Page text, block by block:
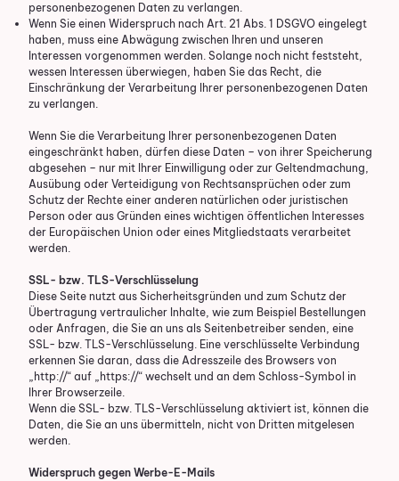
personenbezogenen Daten zu verlangen.
Wenn Sie einen Widerspruch nach Art. 21 Abs. 1 DSGVO eingelegt
haben, muss eine Abwägung zwischen Ihren und unseren
Interessen vorgenommen werden. Solange noch nicht feststeht,
wessen Interessen überwiegen, haben Sie das Recht, die
Einschränkung der Verarbeitung Ihrer personenbezogenen Daten
zu verlangen.
Wenn Sie die Verarbeitung Ihrer personenbezogenen Daten
eingeschränkt haben, dürfen diese Daten – von ihrer Speicherung
abgesehen – nur mit Ihrer Einwilligung oder zur Geltendmachung,
Ausübung oder Verteidigung von Rechtsansprüchen oder zum
Schutz der Rechte einer anderen natürlichen oder juristischen
Person oder aus Gründen eines wichtigen öffentlichen Interesses
der Europäischen Union oder eines Mitgliedstaats verarbeitet
werden.
SSL- bzw. TLS-Verschlüsselung
Diese Seite nutzt aus Sicherheitsgründen und zum Schutz der
Übertragung vertraulicher Inhalte, wie zum Beispiel Bestellungen
oder Anfragen, die Sie an uns als Seitenbetreiber senden, eine
SSL- bzw. TLS-Verschlüsselung. Eine verschlüsselte Verbindung
erkennen Sie daran, dass die Adresszeile des Browsers von
„http://“ auf „https://“ wechselt und an dem Schloss-Symbol in
Ihrer Browserzeile.
Wenn die SSL- bzw. TLS-Verschlüsselung aktiviert ist, können die
Daten, die Sie an uns übermitteln, nicht von Dritten mitgelesen
werden.
Widerspruch gegen Werbe-E-Mails